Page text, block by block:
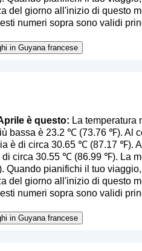
del giorno all'inizio di questo
numeri sopra sono validi
in Guyana francese
è questo: La temperatura
bassa è 23.2 ℃ (73.76 ℉). Al
è di circa 30.65 ℃ (87.17 ℉).
circa 30.55 ℃ (86.99 ℉). La
Quando pianifichi il tuo
del giorno all'inizio di questo
numeri sopra sono validi
in Guyana francese